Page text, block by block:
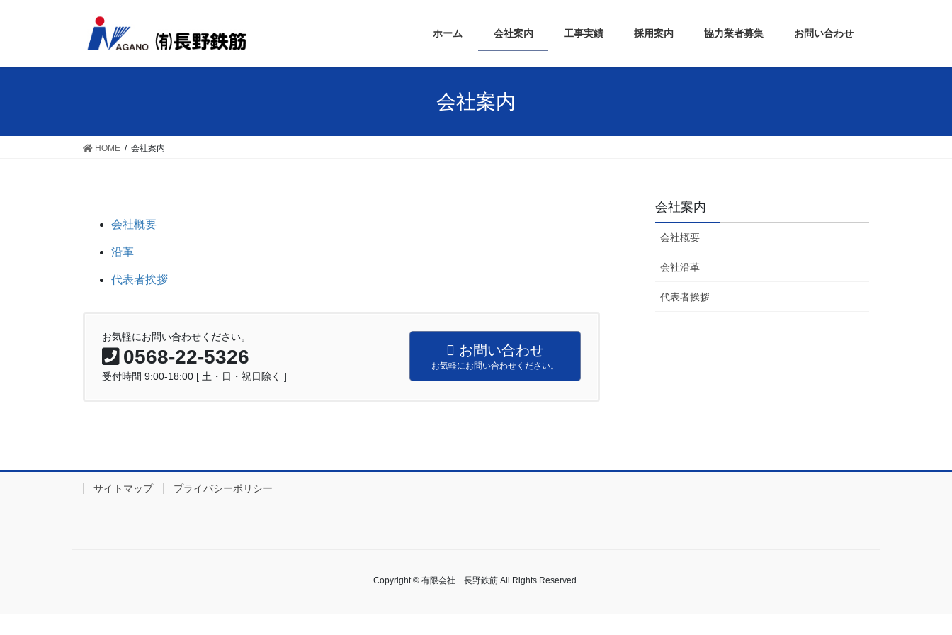
ホーム 会社案内 工事実績 採用案内 協力業者募集 お問い合わせ
会社案内
HOME 会社案内
会社概要
沿革
代表者挨拶
お気軽にお問い合わせください。
0568-22-5326
受付時間 9:00-18:00 [ 土・日・祝日除く ]
お問い合わせ
お気軽にお問い合わせください。
会社案内
会社概要
会社沿革
代表者挨拶
サイトマップ プライバシーポリシー
Copyright © 有限会社 長野鉄筋 All Rights Reserved.